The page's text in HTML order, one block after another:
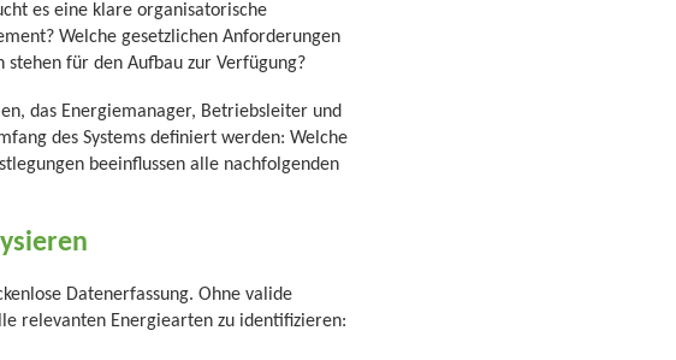
es eine klare organisatorische
Welche gesetzlichen Anforderungen
stehen für den Aufbau zur Verfügung?
das Energiemanager, Betriebsleiter und
des Systems definiert werden: Welche
beeinflussen alle nachfolgenden
Datenerfassung. Ohne valide
relevanten Energiearten zu identifizieren: